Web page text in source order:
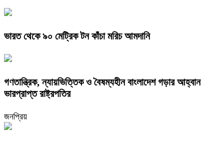
ভারত থেকে ৯০ মেট্রিক টন কাঁচা মরিচ আমদানি
গণতান্ত্রিক, ন্যায়ভিত্তিক ও বৈষম্যহীন বাংলাদেশ গড়ার আহ্বান
ভারপ্রাপ্ত রাষ্ট্রপতির
জনপ্রিয়